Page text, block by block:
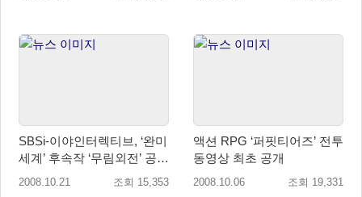
SBSi-이야인터렉티브, ‘완미
세계’ 후속작 ‘무림외전’ 공동
런칭
2008.10.21 조회 15,353
액션 RPG ‘퍼핏티어즈’ 전투
동영상 최초 공개
2008.10.06 조회 19,331